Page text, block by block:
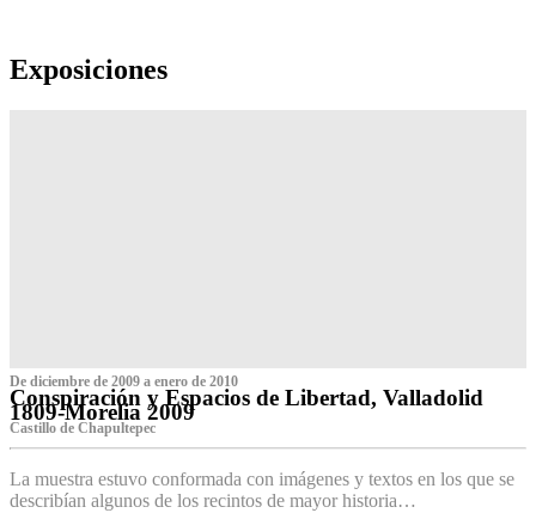
Exposiciones
De diciembre de 2009 a enero de 2010
Conspiración y Espacios de Libertad, Valladolid
1809-Morelia 2009
Castillo de Chapultepec
La muestra estuvo conformada con imágenes y textos en los que se
describían algunos de los recintos de mayor historia…